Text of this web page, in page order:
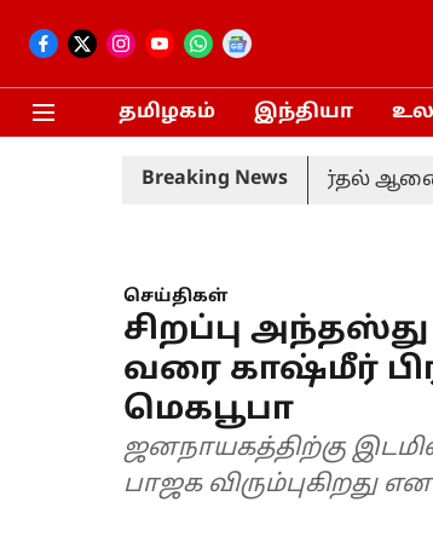
தமிழகம் இந்தியா
Breaking News
20-ம் தேதி நடைபெறும்: தேர்தல்
செய்திகள்
சிறப்பு
வரை காஷ்மீர்
மெகபூபா
ஜனநாயகத்திற்கு
பாஜக விரும்புகிறது